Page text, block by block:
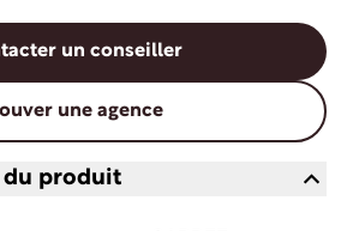
un conseiller
une agence
du produit